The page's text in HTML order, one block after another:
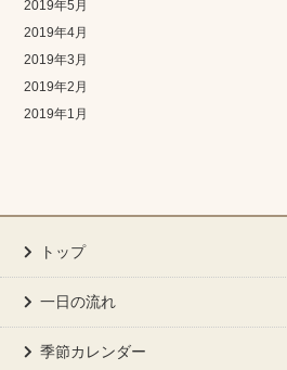
2019年5月
2019年4月
2019年3月
2019年2月
2019年1月
トップ
一日の流れ
季節カレンダー